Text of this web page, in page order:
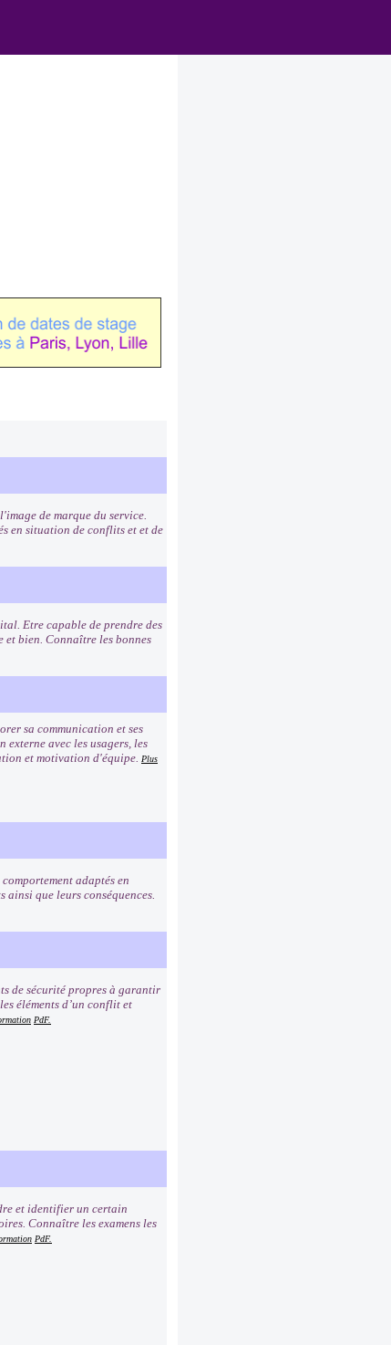
de marque du service.
en situation de conflits et et de
Etre capable de prendre des
bien. Connaître les bonnes
sa communication et ses
avec les usagers, les
et motivation d'équipe. Plus
adaptés en
que leurs conséquences.
de sécurité propres à garantir
éléments d’un conflit et
PdF.
et identifier un certain
Connaître les examens les
PdF.